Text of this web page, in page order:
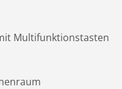
Multifunktionstasten